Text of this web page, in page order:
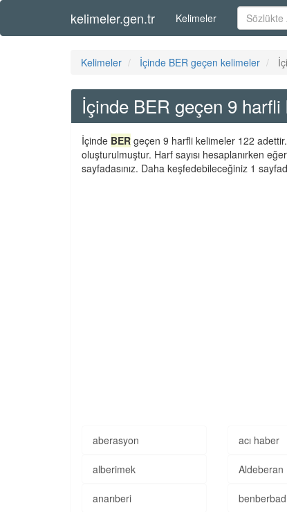
kelimeler.gen.tr Kelimeler
Kelimeler İçinde BER geçen kelimeler
İçinde BER geçen 9
İçinde BER geçen 9 harfli kelimeler 122
oluşturulmuştur. Harf sayısı hesaplanırken
sayfadasınız. Daha keşfedebileceğiniz 1
aberasyon acı haber
alberimek Aldeberan
anarıberi benberbad